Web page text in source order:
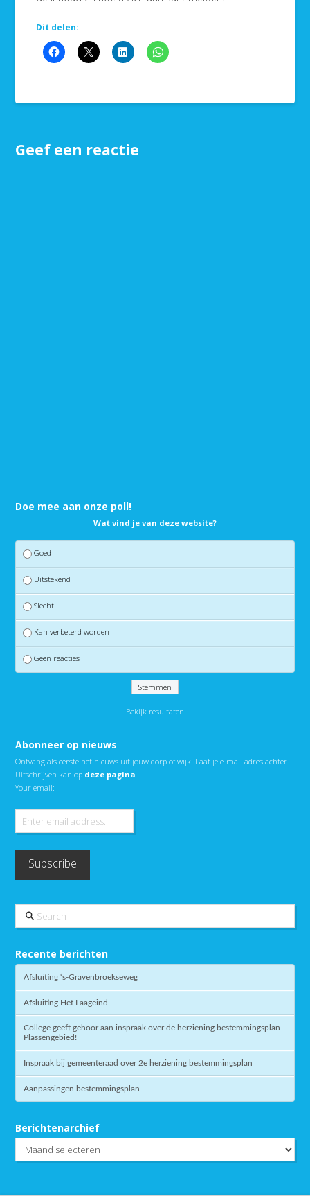
Dit delen:
Geef een reactie
Doe mee aan onze poll!
Wat vind je van deze website?
Goed
Uitstekend
Slecht
Kan verbeterd worden
Geen reacties
Bekijk resultaten
Abonneer op nieuws
Ontvang als eerste het nieuws uit jouw dorp of wijk. Laat je e-mail adres achter.
Uitschrijven kan op deze pagina
Your email:
Search
Recente berichten
Afsluiting ‘s-Gravenbroekseweg
Afsluiting Het Laageind
College geeft gehoor aan inspraak over de herziening bestemmingsplan
Plassengebied!
Inspraak bij gemeenteraad over 2e herziening bestemmingsplan
Aanpassingen bestemmingsplan
Berichtenarchief